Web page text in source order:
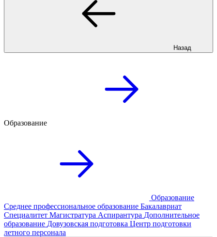
Назад
Образование
Образование
Среднее профессиональное образование Бакалавриат
Специалитет Магистратура Аспирантура Дополнительное
образование Довузовская подготовка Центр подготовки
летного персонала